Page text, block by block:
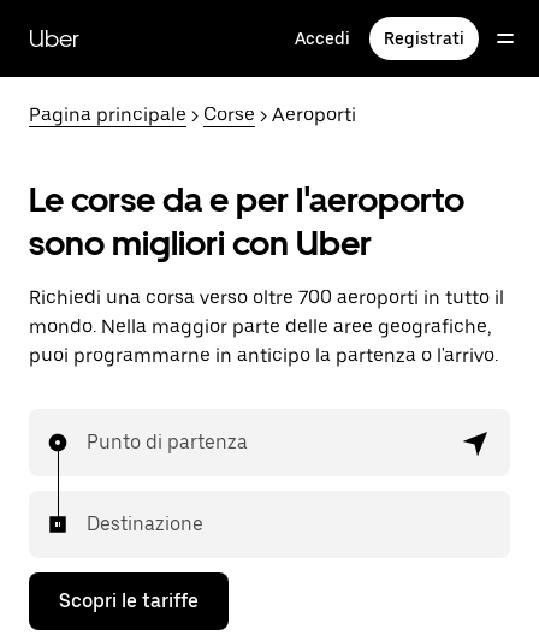
contenuto
principale
Uber Accedi Registrati
Pagina principale > Corse > Aeroporti
Le corse da e per l'aeroporto
sono migliori con Uber
Richiedi una corsa verso oltre 700 aeroporti in tutto il
mondo. Nella maggior parte delle aree geografiche,
puoi programmarne in anticipo la partenza o l'arrivo.
Punto di partenza
Destinazione
Scopri le tariffe